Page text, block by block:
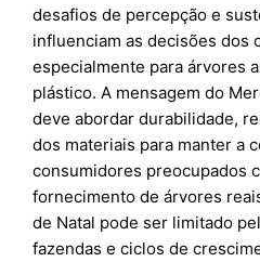
desafios de percepção e
influenciam as decisões dos
especialmente para árvores
plástico. A mensagem do
deve abordar durabilidade,
dos materiais para manter a
consumidores preocupados
fornecimento de árvores
de Natal pode ser limitado
fazendas e ciclos de